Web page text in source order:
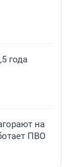
года
на
ПВО